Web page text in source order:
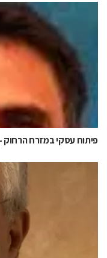
פיתוח עסקי במזרח הרחוק